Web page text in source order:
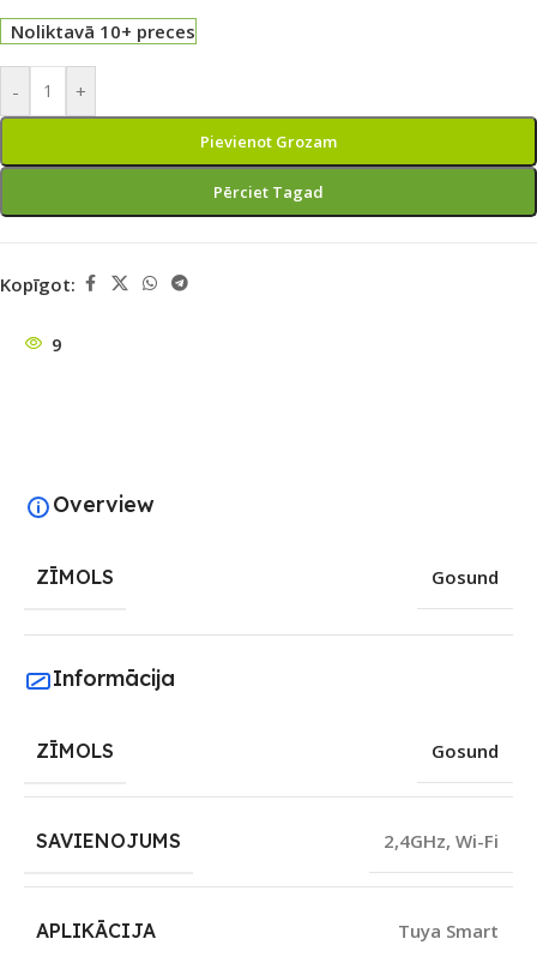
Noliktavā 10+ preces
- +
Pievienot Grozam
Pērciet Tagad
Kopīgot:
9
Overview
ZĪMOLS Gosund
Informācija
ZĪMOLS Gosund
SAVIENOJUMS 2,4GHz, Wi-Fi
APLIKĀCIJA Tuya Smart